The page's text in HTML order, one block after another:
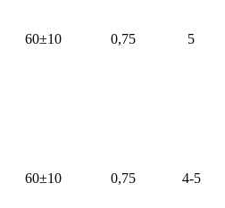
60±10 0,75 5
60±10 0,75 4-5